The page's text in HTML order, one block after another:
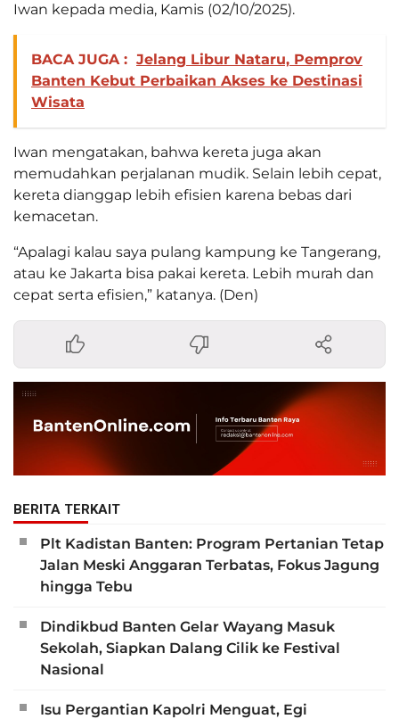
Iwan kepada media, Kamis (02/10/2025).
BACA JUGA : Jelang Libur Nataru, Pemprov
Banten Kebut Perbaikan Akses ke Destinasi
Wisata
Iwan mengatakan, bahwa kereta juga akan
memudahkan perjalanan mudik. Selain lebih cepat,
kereta dianggap lebih efisien karena bebas dari
kemacetan.
“Apalagi kalau saya pulang kampung ke Tangerang,
atau ke Jakarta bisa pakai kereta. Lebih murah dan
cepat serta efisien,” katanya. (Den)
BERITA TERKAIT
Plt Kadistan Banten: Program Pertanian Tetap
Jalan Meski Anggaran Terbatas, Fokus Jagung
hingga Tebu
Dindikbud Banten Gelar Wayang Masuk
Sekolah, Siapkan Dalang Cilik ke Festival
Nasional
Isu Pergantian Kapolri Menguat, Egi